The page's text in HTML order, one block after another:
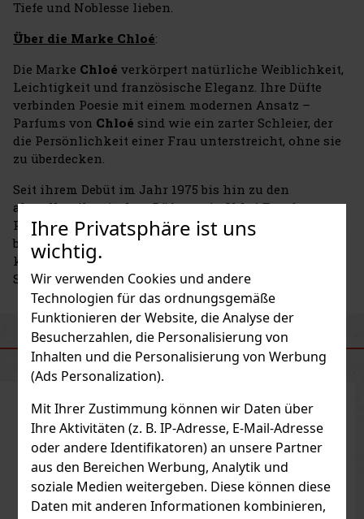
Ihre Privatsphäre ist uns
wichtig.
Wir verwenden Cookies und andere
Technologien für das ordnungsgemäße
Funktionieren der Website, die Analyse der
Besucherzahlen, die Personalisierung von
Inhalten und die Personalisierung von Werbung
(Ads Personalization).
Mit Ihrer Zustimmung können wir Daten über
Ihre Aktivitäten (z. B. IP-Adresse, E-Mail-Adresse
oder andere Identifikatoren) an unsere Partner
aus den Bereichen Werbung, Analytik und
soziale Medien weitergeben. Diese können diese
Daten mit anderen Informationen kombinieren,
Tiefe und Noblesse lieben.
Über die Marke Chloé:
Die Marke Chloé verkörpert natürliche Weiblichkeit,
Leichtigkeit und französische Eleganz. Ihre Düfte
verbinden Poesie mit einem modernen Ansatz –
Parfums von Chloé sind wie ein zarter Schleier, der
die Persönlichkeit einer Frau unterstreicht, ohne sie
zu überdecken.
Seit ihrem Debüt im Jahr 1975 bis hin zu den
aktuellen ikonischen Düften wie Chloé Eau de
Parfum, Nomade oder dem neuesten Lumière d'Égypte
bleibt Chloé
ihrer Philosophie treu – Parfums zu
kreieren, die Freiheit, Intuition und natürliche
Schönheit feiern.
ÄHNLICHE PRODUKTE